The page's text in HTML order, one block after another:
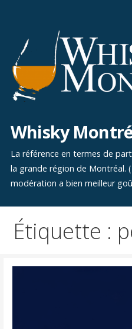
contenu
Whisky
La référence en termes de
la grande région de Montréal.
modération a bien meilleur
Étiquette :